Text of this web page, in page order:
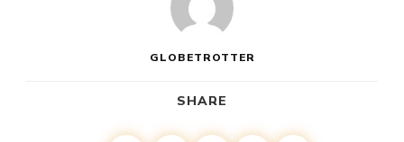
GLOBETROTTER
SHARE